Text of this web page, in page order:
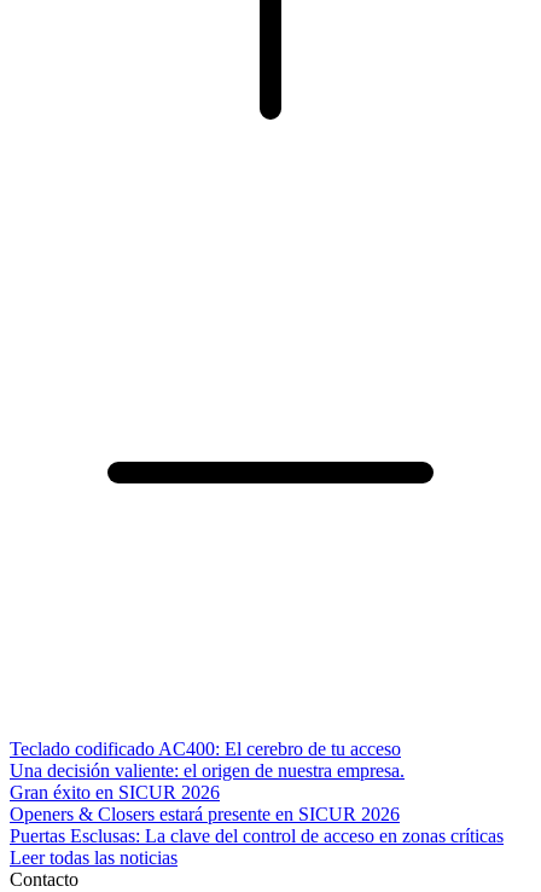
Teclado codificado AC400: El cerebro de tu acceso
Una decisión valiente: el origen de nuestra empresa.
Gran éxito en SICUR 2026
Openers & Closers estará presente en SICUR 2026
Puertas Esclusas: La clave del control de acceso en zonas críticas
Leer todas las noticias
Contacto